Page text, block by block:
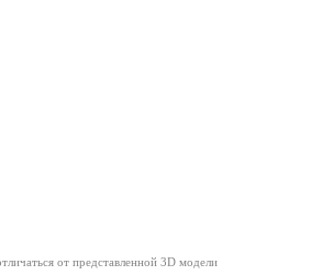
от представленной 3D модели